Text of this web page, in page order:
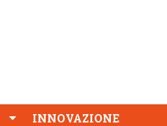
INNOVAZIONE